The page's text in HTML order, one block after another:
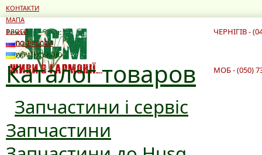
Режим роботи:
10:00 - 19:00
10:00 - 16:00
ЧЕРНІГІВ -
Каталог товаров
Запчастини і сервіс
Запчастини
МОБ - (050)
КОНТАКТИ
МАПА
БЛОГИ
ПО-РУССКИ
УКРАЇНСЬКОЮ